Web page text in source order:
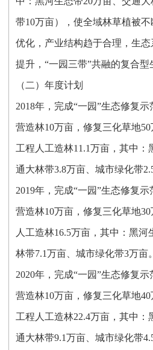
带10万亩），使全域林草植被
优化，产业结构趋于合理，生
提升，“一园三带”共融的复合型
（二）年度计划
2018年，完成“一园”生态修复示
营造林10万亩，修复三化草地
工程人工造林11.1万亩，其中：
通大林带3.8万亩、城市绿化带
2019年，完成“一园”生态修复示
营造林10万亩，修复三化草地
人工造林16.5万亩，其中：黑河
林带7.1万亩、城市绿化带3万亩。
2020年，完成“一园”生态修复示
营造林10万亩，修复三化草地
工程人工造林22.4万亩，其中：
通大林带9.1万亩、城市绿化带